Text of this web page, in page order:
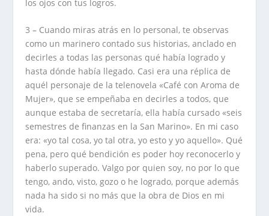
los ojos con tus logros.
3 – Cuando miras atrás en lo personal, te observas
como un marinero contado sus historias, anclado en
decirles a todas las personas qué había logrado y
hasta dónde había llegado. Casi era una réplica de
aquél personaje de la telenovela «Café con Aroma de
Mujer», que se empeñaba en decirles a todos, que
aunque estaba de secretaría, ella había cursado «seis
semestres de finanzas en la San Marino». En mi caso
era: «yo tal cosa, yo tal otra, yo esto y yo aquello». Qué
pena, pero qué bendición es poder hoy reconocerlo y
haberlo superado. Valgo por quien soy, no por lo que
tengo, ando, visto, gozo o he logrado, porque además
nada ha sido si no más que la obra de Dios en mi
vida.